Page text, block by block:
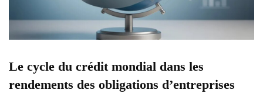
Le cycle du crédit mondial dans les
rendements des obligations d’entreprises